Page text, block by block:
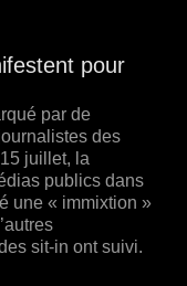
pour
par de
des
juillet, la
publics dans
une « immixtion »
sit-in ont suivi.